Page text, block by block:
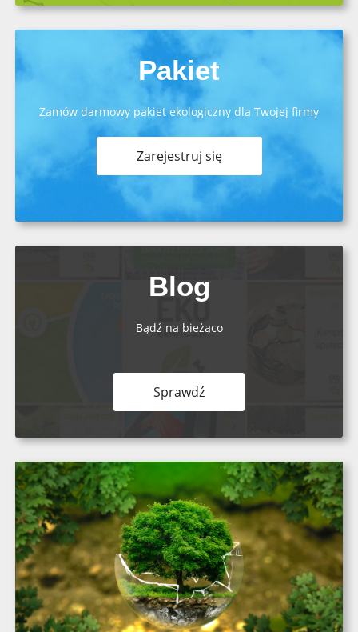
Pakiet
Zamów darmowy pakiet ekologiczny dla Twojej firmy
Zarejestruj się
Blog
Bądź na bieżąco
Sprawdź